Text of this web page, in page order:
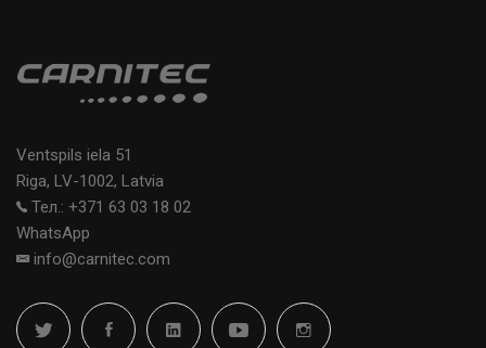
Ventspils iela 51
Riga, LV-1002, Latvia
Тел.: +371 63 03 18 02
WhatsApp
info@carnitec.com